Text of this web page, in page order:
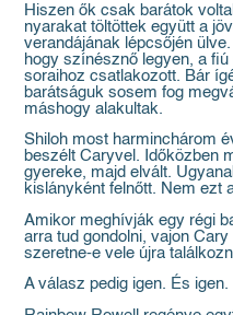
Hiszen ők csak barátok
nyarakat töltöttek együtt a
verandájának lépcsőjén
hogy színésznő legyen, a
soraihoz csatlakozott. Bár
barátságuk sosem fog
máshogy alakultak.
Shiloh most harminchárom
beszélt Caryvel. Időközben
gyereke, majd elvált.
kislányként felnőtt. Nem ezt
Amikor meghívják egy régi
arra tud gondolni, vajon
szeretne-e vele újra
A válasz pedig igen. És